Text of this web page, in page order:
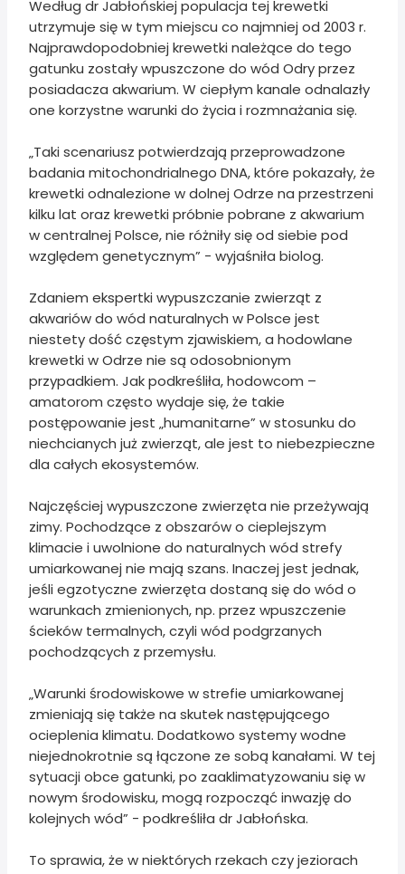
Według dr Jabłońskiej populacja tej krewetki
utrzymuje się w tym miejscu co najmniej od 2003 r.
Najprawdopodobniej krewetki należące do tego
gatunku zostały wpuszczone do wód Odry przez
posiadacza akwarium. W ciepłym kanale odnalazły
one korzystne warunki do życia i rozmnażania się.
„Taki scenariusz potwierdzają przeprowadzone
badania mitochondrialnego DNA, które pokazały, że
krewetki odnalezione w dolnej Odrze na przestrzeni
kilku lat oraz krewetki próbnie pobrane z akwarium
w centralnej Polsce, nie różniły się od siebie pod
względem genetycznym” - wyjaśniła biolog.
Zdaniem ekspertki wypuszczanie zwierząt z
akwariów do wód naturalnych w Polsce jest
niestety dość częstym zjawiskiem, a hodowlane
krewetki w Odrze nie są odosobnionym
przypadkiem. Jak podkreśliła, hodowcom –
amatorom często wydaje się, że takie
postępowanie jest „humanitarne” w stosunku do
niechcianych już zwierząt, ale jest to niebezpieczne
dla całych ekosystemów.
Najczęściej wypuszczone zwierzęta nie przeżywają
zimy. Pochodzące z obszarów o cieplejszym
klimacie i uwolnione do naturalnych wód strefy
umiarkowanej nie mają szans. Inaczej jest jednak,
jeśli egzotyczne zwierzęta dostaną się do wód o
warunkach zmienionych, np. przez wpuszczenie
ścieków termalnych, czyli wód podgrzanych
pochodzących z przemysłu.
„Warunki środowiskowe w strefie umiarkowanej
zmieniają się także na skutek następującego
ocieplenia klimatu. Dodatkowo systemy wodne
niejednokrotnie są łączone ze sobą kanałami. W tej
sytuacji obce gatunki, po zaaklimatyzowaniu się w
nowym środowisku, mogą rozpocząć inwazję do
kolejnych wód” - podkreśliła dr Jabłońska.
To sprawia, że w niektórych rzekach czy jeziorach